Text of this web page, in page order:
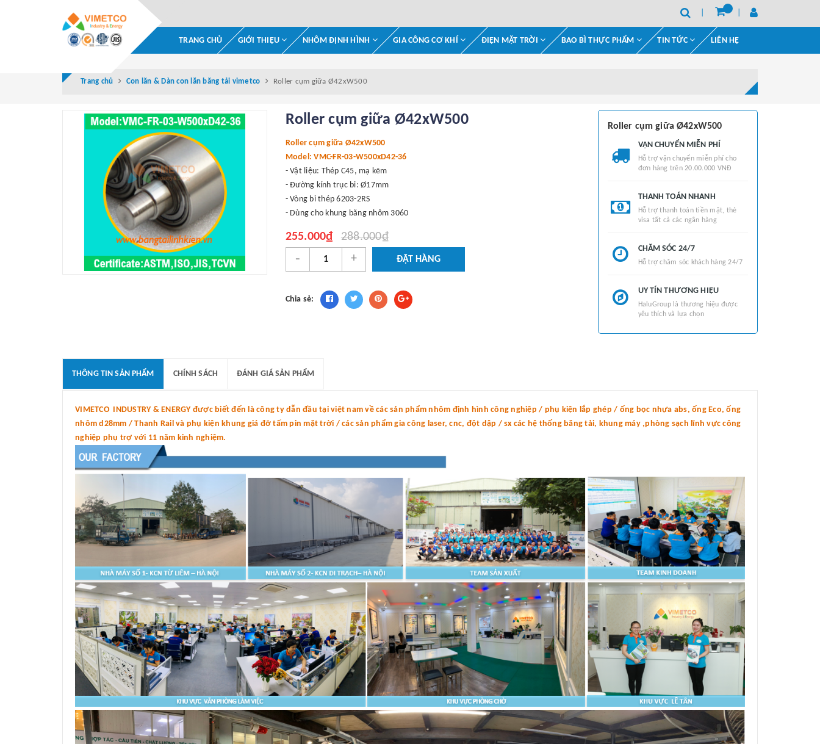
TRANG CHỦ GIỚI THIỆU NHÔM ĐỊNH HÌNH GIA CÔNG CƠ KHÍ ĐIỆN MẶT TRỜI BAO BÌ THỰC PHẨM TIN TỨC LIÊN HỆ
Trang chủ Con lăn & Dàn con lăn băng tải vimetco Roller cụm giữa Ø42xW500
Roller cụm giữa Ø42xW500
Roller cụm giữa Ø42xW500
Model: VMC-FR-03-W500xD42-36
- Vật liệu: Thép C45, mạ kẽm
- Đường kính trục bi: Ø17mm
- Vòng bi thép 6203-2RS
- Dùng cho khung băng nhôm 3060
255.000₫ 288.000₫
- + ĐẶT HÀNG
Chia sẻ:
Roller cụm giữa Ø42xW500
VẬN CHUYỂN MIỄN PHÍ
Hỗ trợ vận chuyển miễn phí cho
đơn hàng trên 20.00.000 VNĐ
THANH TOÁN NHANH
Hỗ trợ thanh toán tiền mặt, thẻ
visa tất cả các ngân hàng
CHĂM SÓC 24/7
Hỗ trợ chăm sóc khách hàng 24/7
UY TÍN THƯƠNG HIỆU
HaluGroup là thương hiệu được
yêu thích và lựa chọn
THÔNG TIN SẢN PHẨM CHÍNH SÁCH ĐÁNH GIÁ SẢN PHẨM
VIMETCO INDUSTRY & ENERGY được biết đến là công ty dẫn đầu tại việt nam về các sản phẩm nhôm định hình công nghiệp / phụ kiện lắp ghép / ống bọc nhựa abs, ống Eco, ống
nhôm d28mm / Thanh Rail và phụ kiện khung giá đỡ tấm pin mặt trời / các sản phẩm gia công laser, cnc, đột dập / sx các hệ thống băng tải, khung máy ,phòng sạch lĩnh vực công
nghiệp phụ trợ với 11 năm kinh nghiệm.